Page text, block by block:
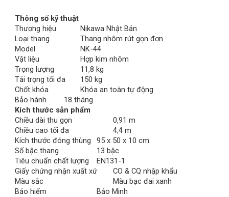
Thông số kỹ thuật
Thương hiệu
Nikawa Nhật Bản
Loại thang
Thang nhôm rút gọn đơn
Model
NK-44
Vật liệu
Hợp kim nhôm
Trọng lượng
11,8 kg
Tải trọng tối đa
150 kg
Chốt khóa
Khóa an toàn tự động
Bảo hành
18 tháng
Kích thước sản phẩm
Chiều dài thu gọn
0,91 m
Chiều cao tối đa
4,4 m
Kích thước đóng thùng
95 x 50 x 10 cm
Số bậc thang
13 bậc
Tiêu chuẩn chất lượng
EN131-1
Giấy chứng nhận xuất xứ
CO & CQ nhập khẩu
Màu sắc
Màu bạc đai xanh
Bảo hiểm
Bảo Minh